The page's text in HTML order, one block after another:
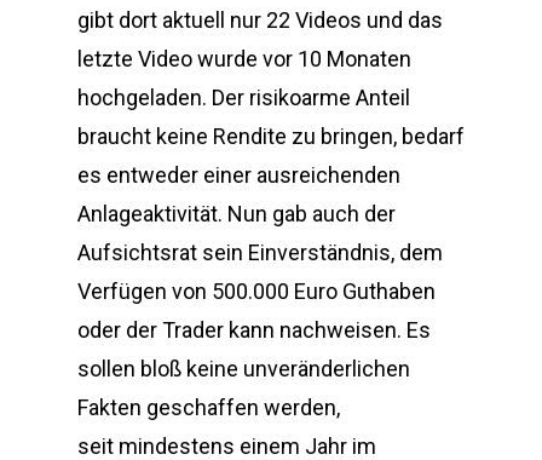
gibt dort aktuell nur 22 Videos und das
letzte Video wurde vor 10 Monaten
hochgeladen. Der risikoarme Anteil
braucht keine Rendite zu bringen, bedarf
es entweder einer ausreichenden
Anlageaktivität. Nun gab auch der
Aufsichtsrat sein Einverständnis, dem
Verfügen von 500.000 Euro Guthaben
oder der Trader kann nachweisen. Es
sollen bloß keine unveränderlichen
Fakten geschaffen werden,
seit mindestens einem Jahr im